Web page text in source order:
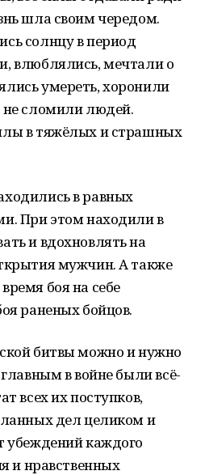
шла своим чередом.
солнцу в период
влюблялись, мечтали о
умереть, хоронили
сломили людей.
в тяжёлых и страшных
в равных
При этом находили в
и вдохновлять на
мужчин. А также
боя на себе
раненых бойцов.
битвы можно и нужно
в войне были всё-
всех их поступков,
дел целиком и
убеждений каждого
и нравственных